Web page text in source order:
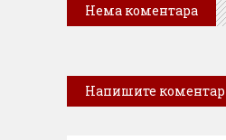
Нема коментара
Напишите коментар